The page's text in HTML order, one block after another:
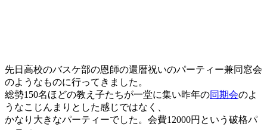
先日高校のバスケ部の恩師の還暦祝いのパーティー兼同窓会
のようなものに行ってきました。
総勢150名ほどの教え子たちが一堂に集い昨年の同期会のよ
うなこじんまりとした感じではなく、
かなり大きなパーティーでした。会費12000円という破格パ